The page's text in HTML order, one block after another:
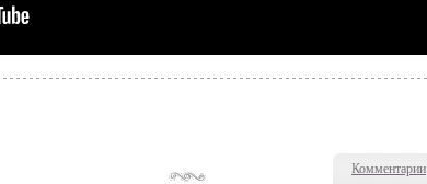
Комментарии